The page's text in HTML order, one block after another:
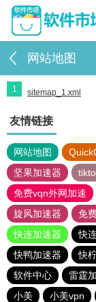
网站地图
1 sitemap_1.xml
友情链接
网站地图
坚果加速器
免费vqn外网加速
旋风加速器
免
快连加速器
快
快鸭加速器
快
软件中心
雷霆
小美
小美vpn